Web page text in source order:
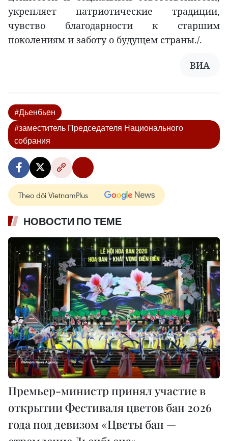
укрепляет патриотические традиции,
чувство благодарности к старшим
поколениям и заботу о будущем страны./.
ВИА
#Дьенбьен
#заместитель Председателя Национального
собрания
Theo dõi VietnamPlus
НОВОСТИ ПО ТЕМЕ
Премьер-министр принял участие в
открытии Фестиваля цветов бан 2026
года под девизом «Цветы бан —